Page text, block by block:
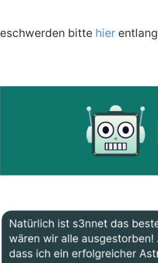
eschwerden bitte hier